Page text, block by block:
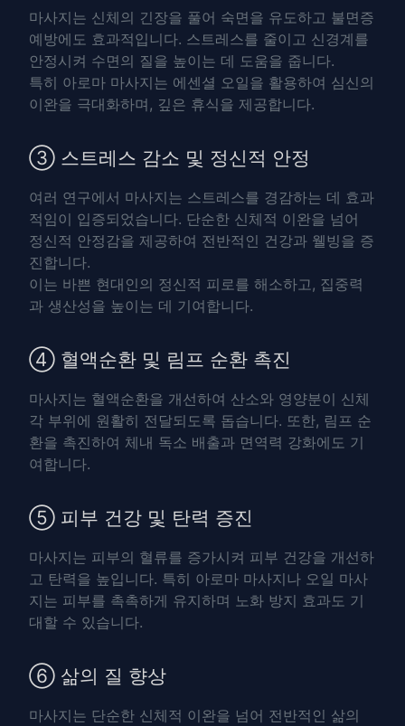
마사지는 신체의 긴장을 풀어 숙면을 유도하고 불면증
예방에도 효과적입니다. 스트레스를 줄이고 신경계를
안정시켜 수면의 질을 높이는 데 도움을 줍니다.
특히 아로마 마사지는 에센셜 오일을 활용하여 심신의
이완을 극대화하며, 깊은 휴식을 제공합니다.
③ 스트레스 감소 및 정신적 안정
여러 연구에서 마사지는 스트레스를 경감하는 데 효과
적임이 입증되었습니다. 단순한 신체적 이완을 넘어
정신적 안정감을 제공하여 전반적인 건강과 웰빙을 증
진합니다.
이는 바쁜 현대인의 정신적 피로를 해소하고, 집중력
과 생산성을 높이는 데 기여합니다.
④ 혈액순환 및 림프 순환 촉진
마사지는 혈액순환을 개선하여 산소와 영양분이 신체
각 부위에 원활히 전달되도록 돕습니다. 또한, 림프 순
환을 촉진하여 체내 독소 배출과 면역력 강화에도 기
여합니다.
⑤ 피부 건강 및 탄력 증진
마사지는 피부의 혈류를 증가시켜 피부 건강을 개선하
고 탄력을 높입니다. 특히 아로마 마사지나 오일 마사
지는 피부를 촉촉하게 유지하며 노화 방지 효과도 기
대할 수 있습니다.
⑥ 삶의 질 향상
마사지는 단순한 신체적 이완을 넘어 전반적인 삶의